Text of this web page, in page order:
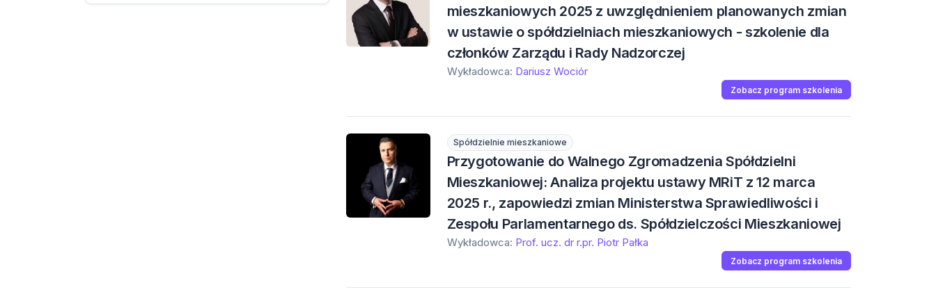
mieszkaniowych 2025 z uwzględnieniem planowanych zmian
w ustawie o spółdzielniach mieszkaniowych - szkolenie dla
członków Zarządu i Rady Nadzorczej
Wykładowca: Dariusz Wociór
Zobacz program szkolenia
Spółdzielnie mieszkaniowe
Przygotowanie do Walnego Zgromadzenia Spółdzielni
Mieszkaniowej: Analiza projektu ustawy MRiT z 12 marca
2025 r., zapowiedzi zmian Ministerstwa Sprawiedliwości i
Zespołu Parlamentarnego ds. Spółdzielczości Mieszkaniowej
Wykładowca: Prof. ucz. dr r.pr. Piotr Pałka
Zobacz program szkolenia